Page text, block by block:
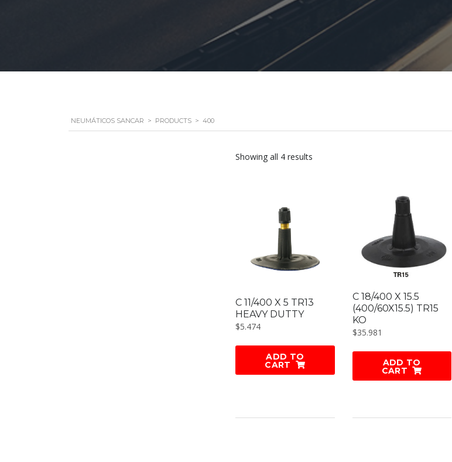
NEUMÁTICOS SANCAR > PRODUCTS > 400
Showing all 4 results
C 11/400 X 5 TR13
HEAVY DUTTY
$5.474
ADD TO
CART
C 18/400 X 15.5
(400/60X15.5) TR15
KO
$35.981
ADD TO
CART